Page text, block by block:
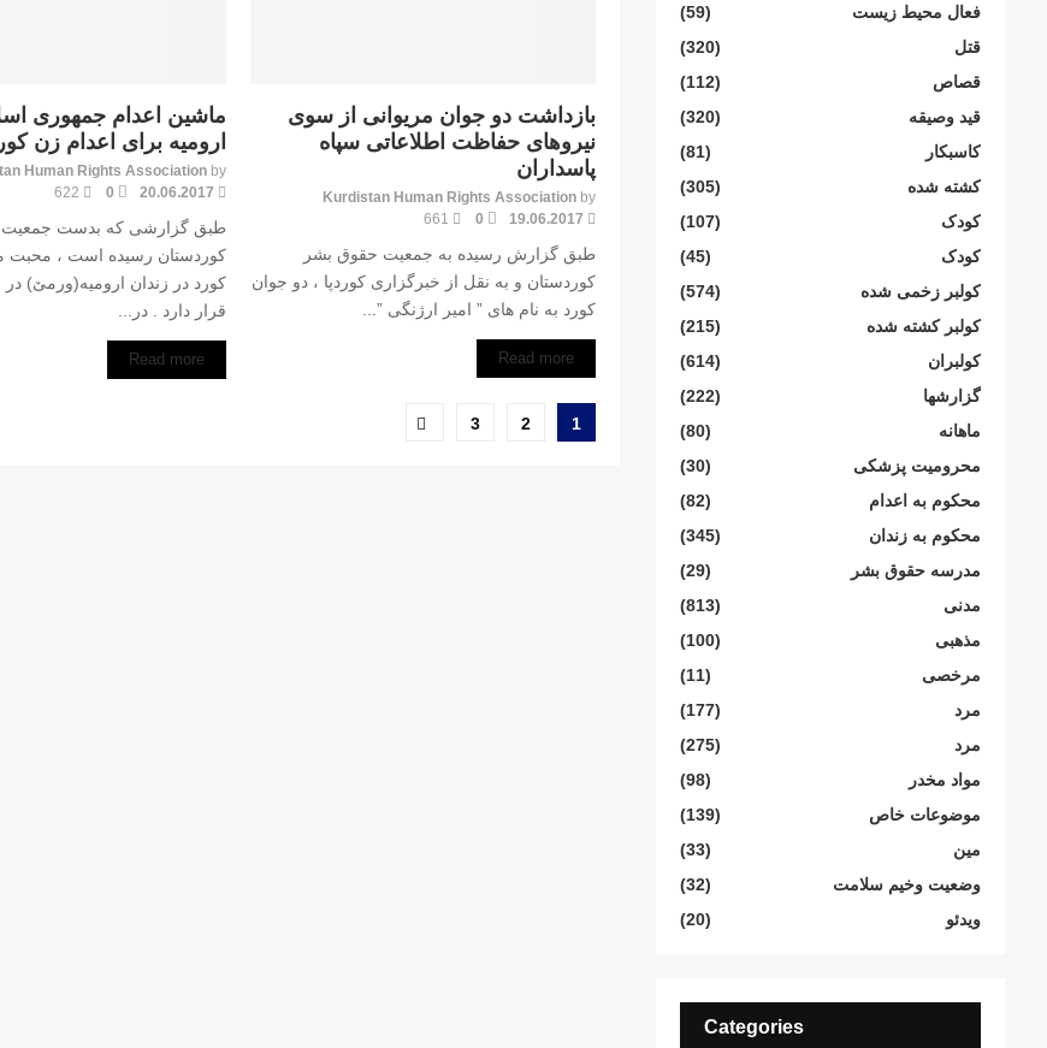
ماشین اعدام جمهوری
ارومیە برای اعدام زن
by
Human Rights Association
20.06.2017
0
622
طبق گزارشی کە بدست جمعیت
کوردستان رسیدە است ، محبت
کورد در زندان ارومیە(ورمێ) در
قرار دارد . در...
Read more
بازداشت دو جوان مريوانى از سوى
نيروهاى حفاظت اطلاعاتى سپاه
پاسداران
by
Kurdistan Human Rights Association
19.06.2017
0
661
طبق گزارش رسيده به جمعيت حقوق بشر
كوردستان و به نقل از خبرگزارى كوردپا ، دو جوان
كورد به نام هاى ” امير ارژنگى ”...
Read more
صفحه‌بندی
1
2
3
فعال محیط زیست
(59)
قتل
(320)
قصاص
(112)
قید وصیقه
(320)
کاسبکار
(81)
کشته شده
(305)
کودک
(107)
کودک
(45)
کولبر زخمی شدە
(574)
کولبر کشتە شدە
(215)
کولبران
(614)
گزارشها
(222)
ماهانە
(80)
محرومیت پزشکی
(30)
محکوم بە اعدام
(82)
محکوم بە زندان
(345)
مدرسە حقوق بشر
(29)
مدنی
(813)
مذهبی
(100)
مرخصی
(11)
مرد
(177)
مرد
(275)
مواد مخدر
(98)
موضوعات خاص
(139)
مین
(33)
وضعیت وخیم سلامت
(32)
ویدئو
(20)
Categories